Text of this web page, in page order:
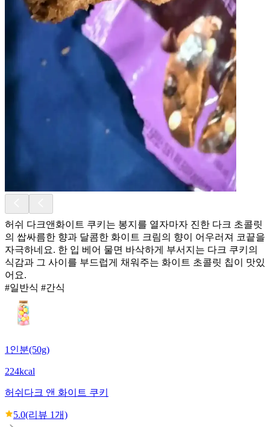
허쉬 다크앤화이트 쿠키는 봉지를 열자마자 진한 다크 초콜릿
의 쌉싸름한 향과 달콤한 화이트 크림의 향이 어우러져 코끝을
자극하네요. 한 입 베어 물면 바삭하게 부서지는 다크 쿠키의
식감과 그 사이를 부드럽게 채워주는 화이트 초콜릿 칩이 맛있
어요.
#일반식 #간식
1인분(50g)
224kcal
허쉬 다크 앤 화이트 쿠키
5.0(리뷰 1개)